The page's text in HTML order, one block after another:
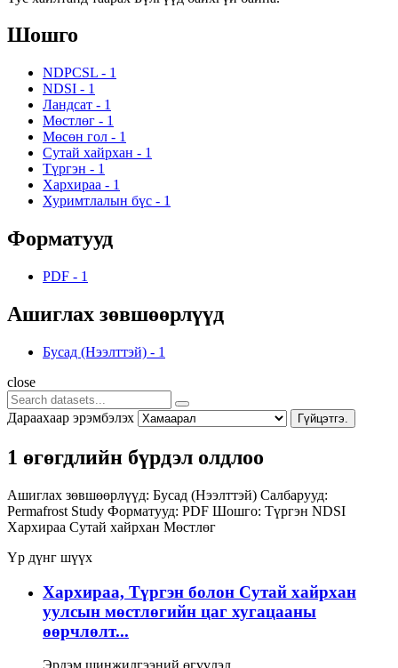
Шошго
NDPCSL - 1
NDSI - 1
Ландсат - 1
Мөстлөг - 1
Мөсөн гол - 1
Сутай хайрхан - 1
Түргэн - 1
Хархираа - 1
Хуримтлалын бүс - 1
Форматууд
PDF - 1
Ашиглах зөвшөөрлүүд
Бусад (Нээлттэй) - 1
close
Дараахаар эрэмбэлэх Гүйцэтгэ.
1 өгөгдлийн бүрдэл олдлоо
Ашиглах зөвшөөрлүүд: Бусад (Нээлттэй) Салбарууд:
Permafrost Study Форматууд: PDF Шошго: Түргэн NDSI
Хархираа Сутай хайрхан Мөстлөг
Үр дүнг шүүх
Хархираа, Түргэн болон Сутай хайрхан
уулсын мөстлөгийн цаг хугацааны
өөрчлөлт...